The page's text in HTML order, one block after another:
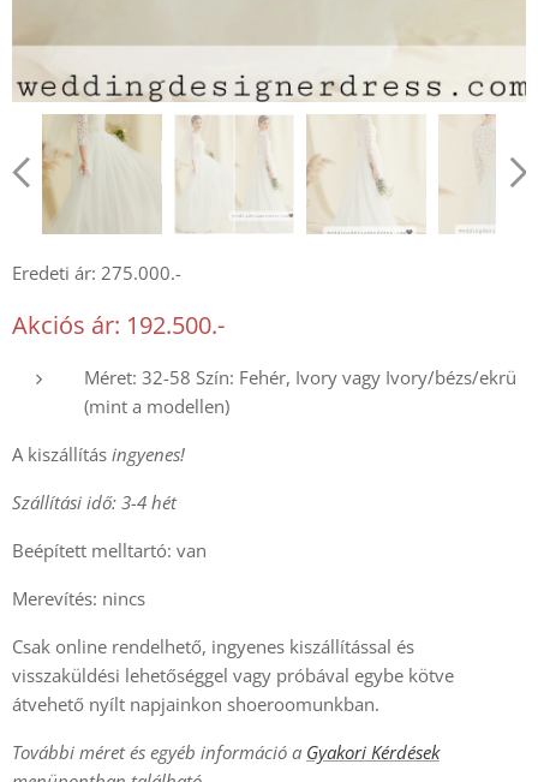
Fehér
Eredeti ár: 275.000.-
Akciós ár: 192.500.-
Méret: 32-58 Szín: Fehér, Ivory vagy Ivory/bézs/ekrü
(mint a modellen)
A kiszállítás ingyenes!
Szállítási idő: 3-4 hét
Beépített melltartó: van
Merevítés: nincs
Csak online rendelhető, ingyenes kiszállítással és
visszaküldési lehetőséggel vagy próbával egybe kötve
átvehető nyílt napjainkon shoeroomunkban.
További méret és egyéb információ a Gyakori Kérdések